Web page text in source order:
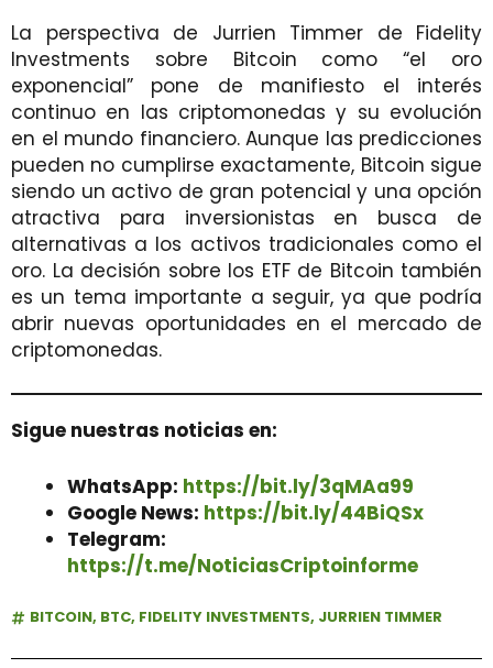
La perspectiva de Jurrien Timmer de Fidelity
Investments sobre Bitcoin como “el oro
exponencial” pone de manifiesto el interés
continuo en las criptomonedas y su evolución
en el mundo financiero. Aunque las predicciones
pueden no cumplirse exactamente, Bitcoin sigue
siendo un activo de gran potencial y una opción
atractiva para inversionistas en busca de
alternativas a los activos tradicionales como el
oro. La decisión sobre los ETF de Bitcoin también
es un tema importante a seguir, ya que podría
abrir nuevas oportunidades en el mercado de
criptomonedas.
Sigue nuestras noticias en:
WhatsApp: https://bit.ly/3qMAa99
Google News: https://bit.ly/44BiQSx
Telegram:
https://t.me/NoticiasCriptoinforme
BITCOIN, BTC, FIDELITY INVESTMENTS, JURRIEN TIMMER